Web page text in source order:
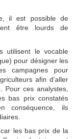
il est possible de
être lourds de
utilisent le vocable
pour désigner les
campagnes pour
afin d’aller
Pour ces analystes,
bas prix constatés
conséquence, ils
les bas prix de la